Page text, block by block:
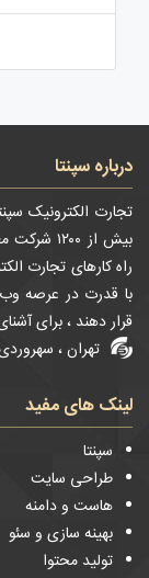
درباره سپنتا
بیش از
راه کارهای تجارت
با قدرت در عرصه
قرار دهند ، برای
تهران ، سهروردی
لینک های مفید
سپنتا
طراحی سایت
هاست و دامنه
بهینه سازی و سئو
تولید محتوا